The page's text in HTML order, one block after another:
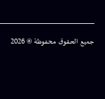
جميع الحقوق محفوظة © 2026